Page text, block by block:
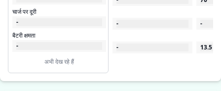
चार्ज पर दूरी
-
बैटरी क्षमता
-
अभी देख रहे हैं
-
-
-
13.5